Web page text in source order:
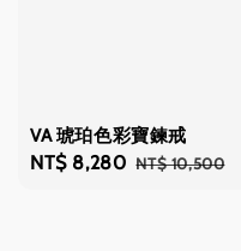
VA 琥珀色彩寶鍊戒
Sale
NT$ 8,280 Regular
NT$ 10,500